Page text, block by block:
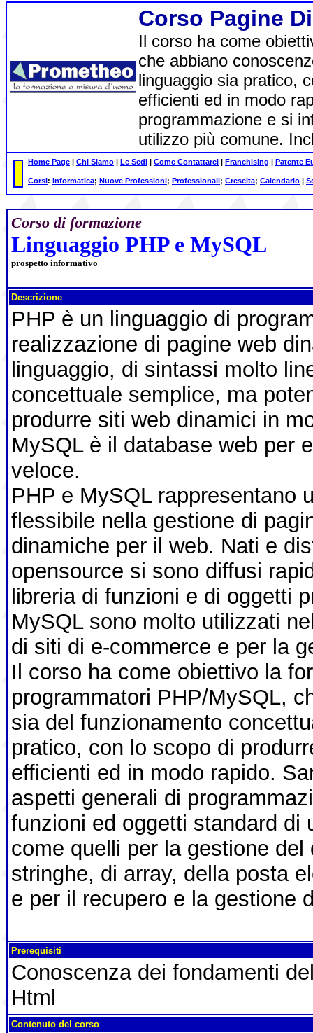
Corso Pagine
Il corso ha come
che abbiano
linguaggio sia pratico,
efficienti ed in modo
programmazione e si
utilizzo più comune.
Home Page | Chi Siamo | Le Sedi | Come Contattarci | Franchising | Patente
Corsi: Informatica; Nuove Professioni; Professionali; Crescita; Calendario |
Corso di formazione
Linguaggio PHP e MySQL
prospetto informativo
Descrizione
PHP è un linguaggio di
realizzazione di pagine web
linguaggio, di sintassi molto
concettuale semplice, ma
produrre siti web dinamici in
MySQL è il database web per
veloce.
PHP e MySQL rappresentano
flessibile nella gestione di
dinamiche per il web. Nati e
opensource si sono diffusi
libreria di funzioni e di oggetti
MySQL sono molto utilizzati
di siti di e-commerce e per la
Il corso ha come obiettivo la
programmatori PHP/MySQL,
sia del funzionamento
pratico, con lo scopo di
efficienti ed in modo rapido.
aspetti generali di
funzioni ed oggetti standard di
come quelli per la gestione
stringhe, di array, della posta
e per il recupero e la gestione
Prerequisiti
Conoscenza dei fondamenti
Html
Contenuto del corso